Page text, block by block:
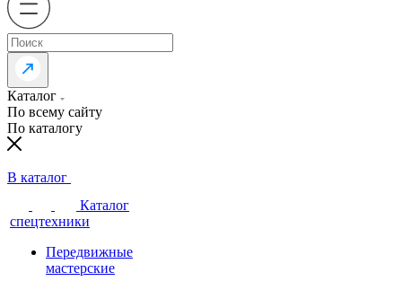
Каталог
По всему сайту
По каталогу
В каталог
Каталог
спецтехники
Передвижные
мастерские